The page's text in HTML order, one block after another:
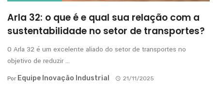
Arla 32: o que é e qual sua relação com a
sustentabilidade no setor de transportes?
O Arla 32 é um excelente aliado do setor de transportes no
objetivo de reduzir ...
Por Equipe Inovação Industrial 21/11/2025